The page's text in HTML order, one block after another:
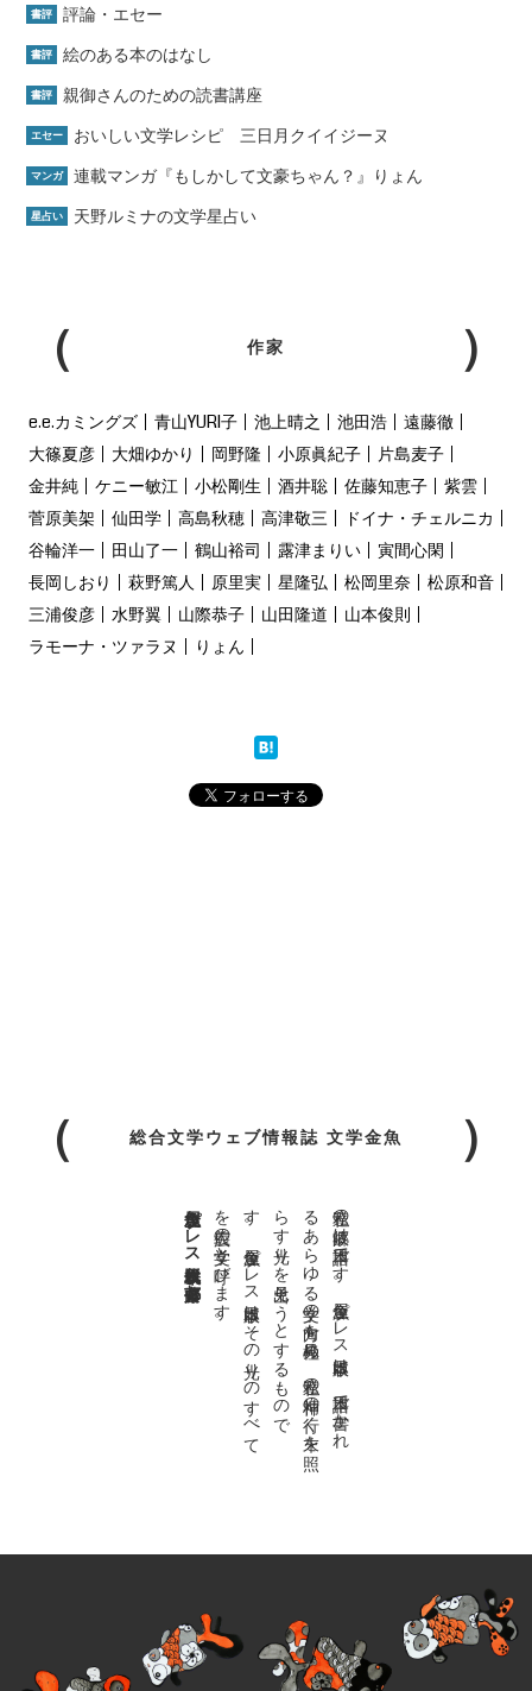
書評 評論・エセー
書評 絵のある本のはなし
書評 親御さんのための読書講座
エセー おいしい文学レシピ 三日月クイイジーヌ
マンガ 連載マンガ『もしかして文豪ちゃん？』りょん
星占い 天野ルミナの文学星占い
作家
e.e.カミングズ 青山YURI子 池上晴之 池田浩
遠藤徹
大篠夏彦
大畑ゆかり 岡野隆 小原眞紀子
片島麦子
金井純
ケニー敏江 小松剛生 酒井聡 佐藤知恵子
紫雲
菅原美架
仙田学 高島秋穂 高津敬三
ドイナ・チェルニカ
谷輪洋一
田山了一 鶴山裕司 露津まりい
寅間心閑
長岡しおり
萩野篤人 原里実 星隆弘 松岡里奈
松原和音
三浦俊彦
水野翼 山際恭子 山田隆道
山本俊則
ラモーナ・ツァラヌ
りょん
総合文学ウェブ情報誌 文学金魚
私達の
故郷は
日本語で
す
。
金魚屋プ
レ
ス
日本版は
、
日本語で
書か
れ
る
あ
ら
ゆ
る
文学の
方向を
見極め
、
私達の
精神の
行く
末を
照
ら
す
光り
を
見出そ
う
と
す
る
も
の
で
す
。
金魚屋プ
レ
ス
日本版は
そ
の
光り
の
す
べ
て
を
広義の
文学と
呼び
ま
す
。
金魚屋プレス日本版代表 齋藤都